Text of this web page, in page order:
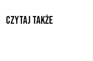
Czytaj także